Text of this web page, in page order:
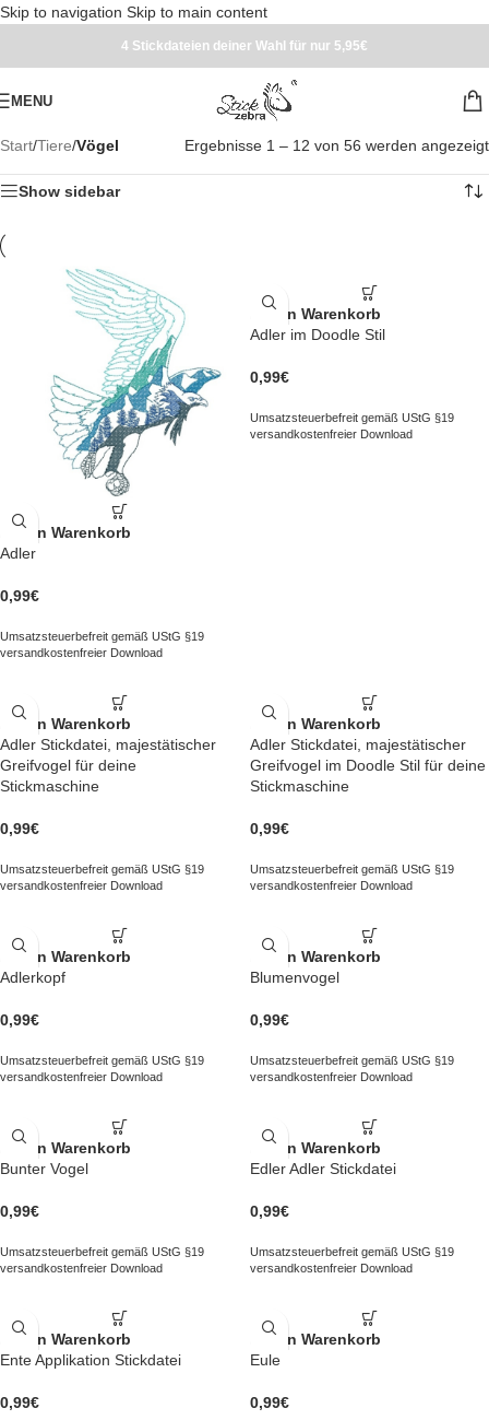
Skip to navigation Skip to main content
4 Stickdateien deiner Wahl für nur 5,95€
MENU
Start/Tiere/Vögel Ergebnisse 1 – 12 von 56 werden angezeigt
Show sidebar
In den Warenkorb
Adler
0,99€
Umsatzsteuerbefreit gemäß UStG §19
versandkostenfreier Download
In den Warenkorb
Adler im Doodle Stil
0,99€
Umsatzsteuerbefreit gemäß UStG §19
versandkostenfreier Download
In den Warenkorb
Adler Stickdatei, majestätischer
Greifvogel für deine
Stickmaschine
0,99€
Umsatzsteuerbefreit gemäß UStG §19
versandkostenfreier Download
In den Warenkorb
Adler Stickdatei, majestätischer
Greifvogel im Doodle Stil für deine
Stickmaschine
0,99€
Umsatzsteuerbefreit gemäß UStG §19
versandkostenfreier Download
In den Warenkorb
Adlerkopf
0,99€
Umsatzsteuerbefreit gemäß UStG §19
versandkostenfreier Download
In den Warenkorb
Blumenvogel
0,99€
Umsatzsteuerbefreit gemäß UStG §19
versandkostenfreier Download
In den Warenkorb
Bunter Vogel
0,99€
Umsatzsteuerbefreit gemäß UStG §19
versandkostenfreier Download
In den Warenkorb
Edler Adler Stickdatei
0,99€
Umsatzsteuerbefreit gemäß UStG §19
versandkostenfreier Download
In den Warenkorb
Ente Applikation Stickdatei
0,99€
In den Warenkorb
Eule
0,99€